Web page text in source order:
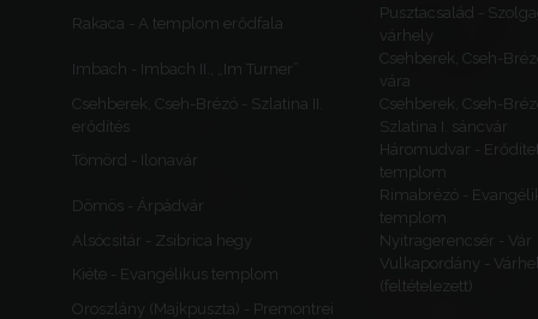
Rakaca - A templom erődfala
Pusztacsalád -
várhely
Imbach - Imbach II., „Im Turner”
Csehberek, Cseh-
vára
Csehberek, Cseh-Brézó - Szlatina II.
erődítés
Csehberek, Cseh-
Szlatina I. sáncvár
Tömörd - Ilonavár
Háromudvar -
templom
Dömös - Árpádvár
Rimabrézó -
templom
Alsócsitár - Zsibrica hegy
Nyitragerencsér - Vár
Kiéte - Evangélikus templom
Vulkapordány -
(feltételezett)
Oroszlány (Majkpuszta) - Premontrei